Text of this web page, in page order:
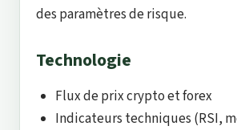
des paramètres de risque.
Technologie
Flux de prix crypto et forex
Indicateurs techniques (RSI,